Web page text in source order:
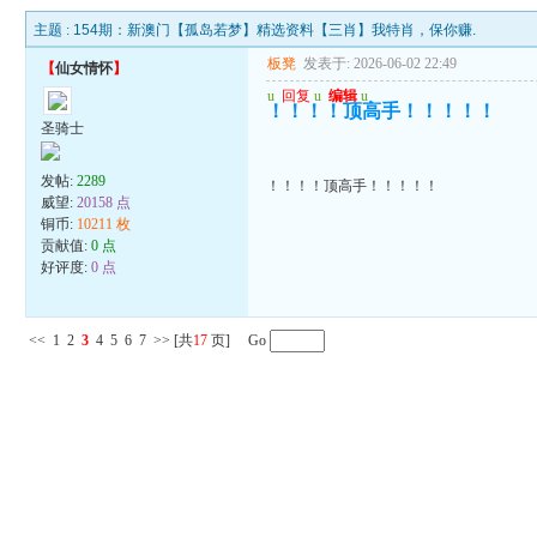
主题 : 154期：新澳门【孤岛若梦】精选资料【三肖】我特肖，保你赚.
【仙女情怀】
圣骑士
发帖:2289
威望:20158 点
铜币: 10211 枚
贡献值:0 点
好评度:0 点
板凳 发表于: 2026-06-02 22:49
u 回复 u 编辑 u
！！！！顶高手！！！！！
！！！！顶高手！！！！！
<< 1 2 3 4 5 6 7 >> [共17 页] Go